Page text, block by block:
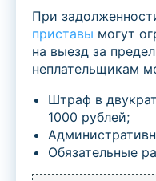
При
приставы могут
на выезд за
неплательщикам
Штраф в
1000 рублей;
Обязательные